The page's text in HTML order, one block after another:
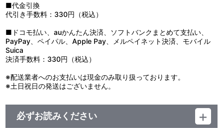
■代金引換
代引き手数料：330円（税込）
■ドコモ払い、auかんたん決済、ソフトバンクまとめて支払い、
PayPay、ペイパル、Apple Pay、メルペイネット決済、モバイル
Suica
決済手数料：330円（税込）
※配送業者へのお支払いは現金のみ取り扱っております。
※土日祝日の発送はございません。
必ずお読みください